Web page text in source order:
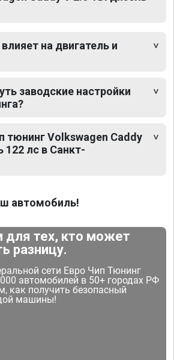
на двигатель и
заводские настройки
тюнинг Volkswagen Caddy
122 лс в Санкт-
автомобиль!
тех, кто может
разницу.
сети Евро Чип Тюнинг
автомобилей в 50+ городах РФ
как получить безопасный
машины!